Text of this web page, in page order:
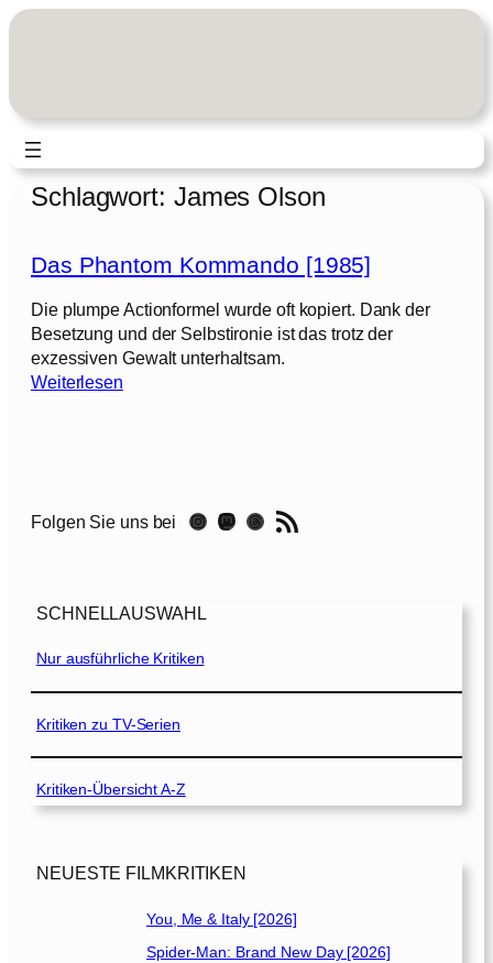
Zum
Schlagwort: James Olson
Das Phantom Kommando [1985]
Die plumpe Actionformel wurde oft kopiert. Dank der
Besetzung und der Selbstironie ist das trotz der
exzessiven Gewalt unterhaltsam.
Weiterlesen:
a
m
o
m
m
d
o
1
Folgen Sie uns bei Instagram Mastodon Threads RSS-Feed
SCHNELLAUSWAHL
Nur ausführliche Kritiken
Kritiken zu TV-Serien
Kritiken-Übersicht A-Z
NEUESTE FILMKRITIKEN
You, Me & Italy [2026]
Spider-Man: Brand New Day [2026]